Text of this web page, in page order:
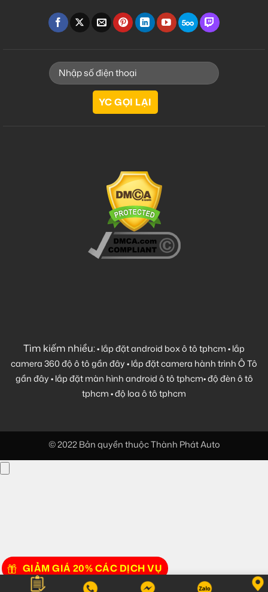
Tìm kiếm nhiều:•lắp đặt android box ô tô tphcm•lắp
camera 360 độ ô tô gần đây•lắp đặt camera hành trình Ô Tô
gần đây•lắp đặt màn hình android ô tô tphcm•độ đèn ô tô
tphcm•độ loa ô tô tphcm
GIẢM GIÁ 20% CÁC DỊCH VỤ
© 2022 Bản quyền thuộc Thành Phát Auto